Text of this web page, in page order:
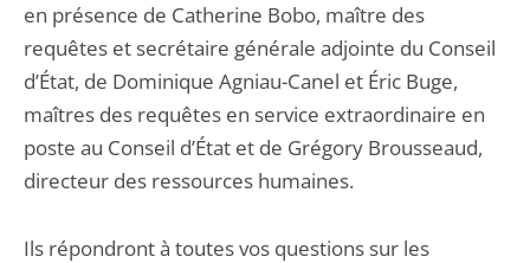
en présence de Catherine Bobo, maître des
requêtes et secrétaire générale adjointe du Conseil
d’État, de Dominique Agniau-Canel et Éric Buge,
maîtres des requêtes en service extraordinaire en
poste au Conseil d’État et de Grégory Brousseaud,
directeur des ressources humaines.
Ils répondront à toutes vos questions sur les